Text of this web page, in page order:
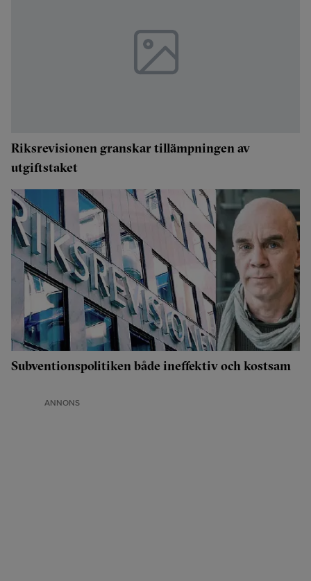
Riksrevisionen granskar tillämpningen av
utgiftstaket
Subventionspolitiken både ineffektiv och kostsam
ANNONS